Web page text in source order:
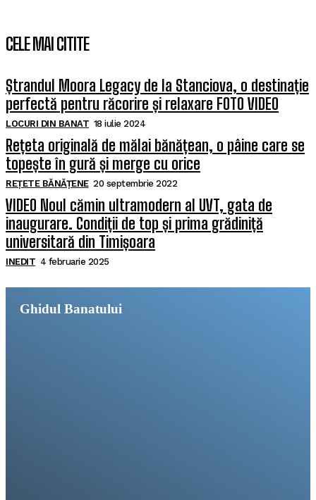
CELE MAI CITITE
Ștrandul Moora Legacy de la Stanciova, o destinație
perfectă pentru răcorire și relaxare FOTO VIDEO
LOCURI DIN BANAT 18 iulie 2024
Rețeta originală de mălai bănățean, o pâine care se
topește în gură și merge cu orice
REȚETE BĂNĂȚENE 20 septembrie 2022
VIDEO Noul cămin ultramodern al UVT, gata de
inaugurare. Condiții de top și prima grădiniță
universitară din Timișoara
INEDIT 4 februarie 2025
Ghidul Banatului